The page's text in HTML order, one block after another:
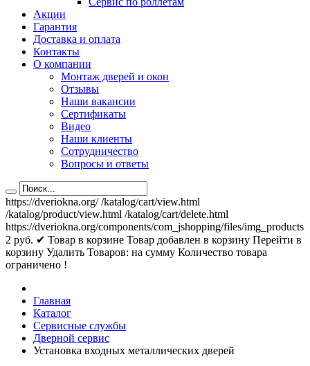
Акции
Гарантия
Доставка и оплата
Контакты
О компании
Монтаж дверей и окон
Отзывы
Наши вакансии
Сертификаты
Видео
Наши клиенты
Сотрудничество
Вопросы и ответы
https://dveriokna.org/ /katalog/cart/view.html
/katalog/product/view.html /katalog/cart/delete.html
https://dveriokna.org/components/com_jshopping/files/img_products
2 руб. ✔ Товар в корзине Товар добавлен в корзину Перейти в
корзину Удалить Товаров: на сумму Количество товара
ограничено !
Главная
Каталог
Сервисные службы
Дверной сервис
Установка входных металлических дверей